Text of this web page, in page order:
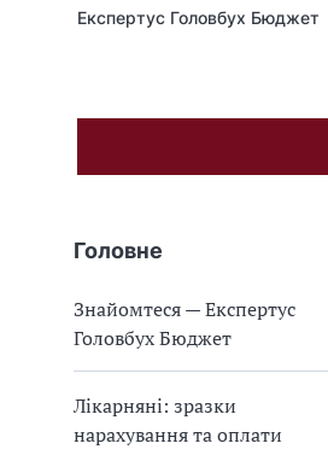
Експертус Головбух Бюджет
Головне
Знайомтеся — Експертус
Головбух Бюджет
Лікарняні: зразки
нарахування та оплати